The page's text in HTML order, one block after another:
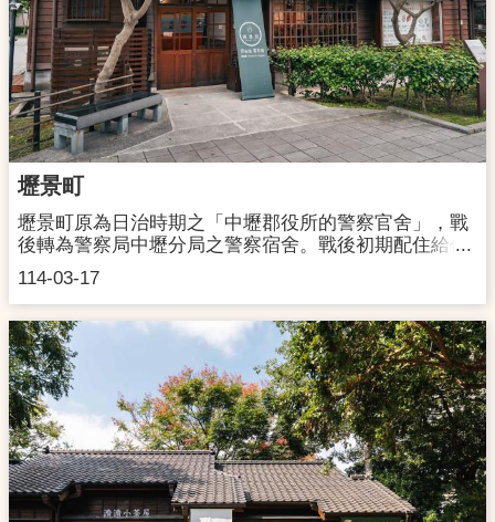
2015年5月以「中平路故事館」開館迎賓，於2021年取
得文化資產類型環境教育設施場所認證，以豐富多元面
向呈現館舍風貌。地址：桃園市中壢區復興路99號開館
時間：10：00-17：00，週一休館；國定假日照常開
館。聯絡洽詢：03-4255008交通資訊：【自行開車】(鄰
近停車場位置) P1 延平路立體停車場(中壢區延
平路535號) P2 中央地下停車場(中壢區中央東路
83號)【大眾交通工具】火車：至中壢火車站下車，步行
約5分鐘。公車：至桃園/中壢/新竹/國光客運中壢總站下
車，步行約5分鐘。高鐵：至高鐵桃園站下車，搭乘170
接駁公車至中壢總站，步行約5分鐘。 中平摺頁中
文.pdf 中平摺頁日本語.pdf 中平摺頁English.pdf
壢景町
114-03-17
壢景町原為日治時期之「中壢郡役所的警察官舍」，戰
後轉為警察局中壢分局之警察宿舍。戰後初期配住給任
職於中壢地區的當時的公教職人員，包括：中壢分局、
中壢國小、中壢鎮公所、省府人員等，包括有戰後由大
陸來台的外省籍警察、退休警察以及眷屬等。住戶們歷
經日治時期、二次世界戰爭、國民政府遷台，以及國民
政府在臺實施動員戡亂時期延續、戒嚴時期，當中也共
同經歷了中壢事件，看著臺灣由動盪年代走向民主政
治。桃園市政府於民國101年依文化資產保存法，將
「中壢警察局日式宿舍群」公告登錄為桃園市歷史建
築。於民國105年完成修復再利用規劃設計於106年至
108年完成修復工程，經市民投票命名為「壢景町」
後，壢景町3棟日式建築現分別以「町之美」、「食當
地」及「買在地」為主題，以推動老屋之美、地方社區